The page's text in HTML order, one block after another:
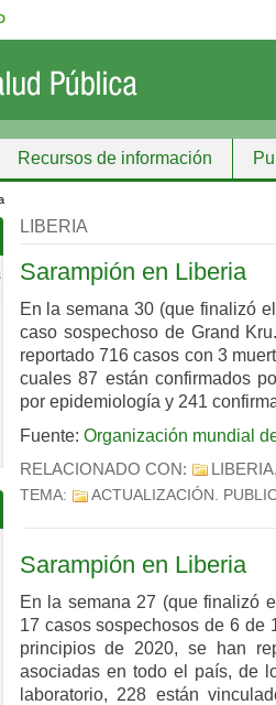
Recursos de información
información
LIBERIA
Sarampión en Liberia
En la semana 30 (que finalizó
caso sospechoso de Grand
reportado 716 casos con 3
cuales 87 están confirmados
por epidemiología y 241
Fuente: Organización mundial
RELACIONADO CON: LIBERIA
TEMA: ACTUALIZACIÓN .
Sarampión en Liberia
En la semana 27 (que finalizó
17 casos sospechosos de 6 de
principios de 2020, se han
asociadas en todo el país, de
laboratorio, 228 están